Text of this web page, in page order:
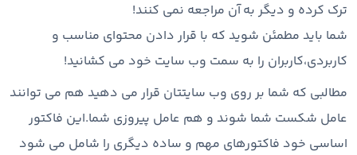
ترک کرده و دیگر به آن مراجعه نمی کنند!
شما باید مطمئن شوید که با قرار دادن محتوای مناسب و
کاربردی،کاربران را به سمت وب سایت خود می کشانید!
مطالبی که شما بر روی وب سایتتان قرار می دهید هم می توانند
عامل شکست شما شوند و هم عامل پیروزی شما.این فاکتور
اساسی خود فاکتورهای مهم و ساده دیگری را شامل می شود